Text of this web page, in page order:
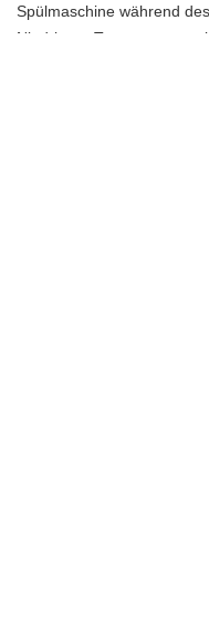
Spülmaschine während
Niedrigere Temperaturen